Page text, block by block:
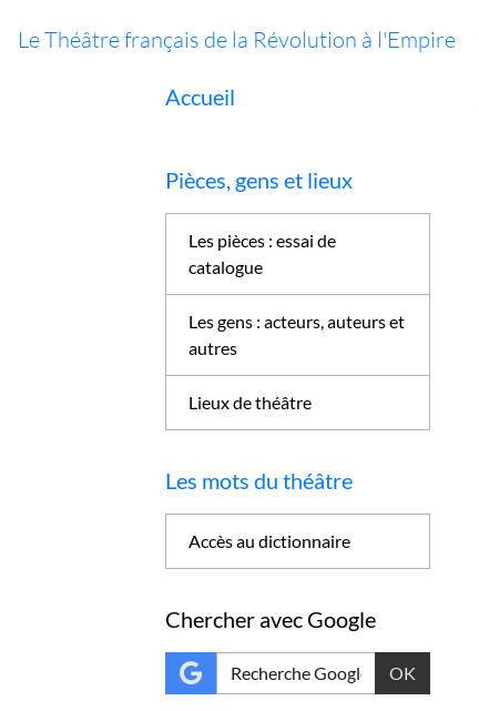
Le Théâtre français de la Révolution à l'Empire
Accueil
Pièces, gens et lieux
Les pièces : essai de
catalogue
Les gens : acteurs, auteurs et
autres
Lieux de théâtre
Les mots du théâtre
Accès au dictionnaire
Chercher avec Google
OK